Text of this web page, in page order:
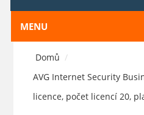
MENU
Domů /
AVG Internet Security
licence, počet licencí 20,